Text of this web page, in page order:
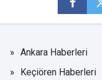
Ankara Haberleri
Keçiören Haberleri